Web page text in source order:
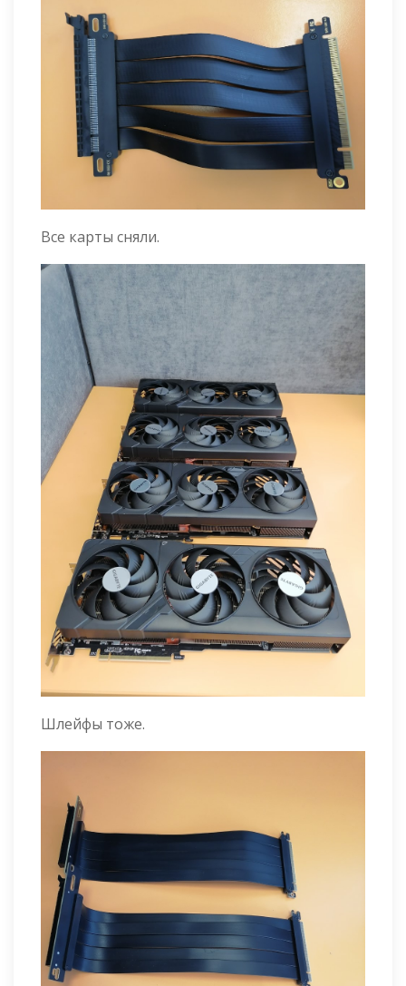
Все карты сняли.
Шлейфы тоже.